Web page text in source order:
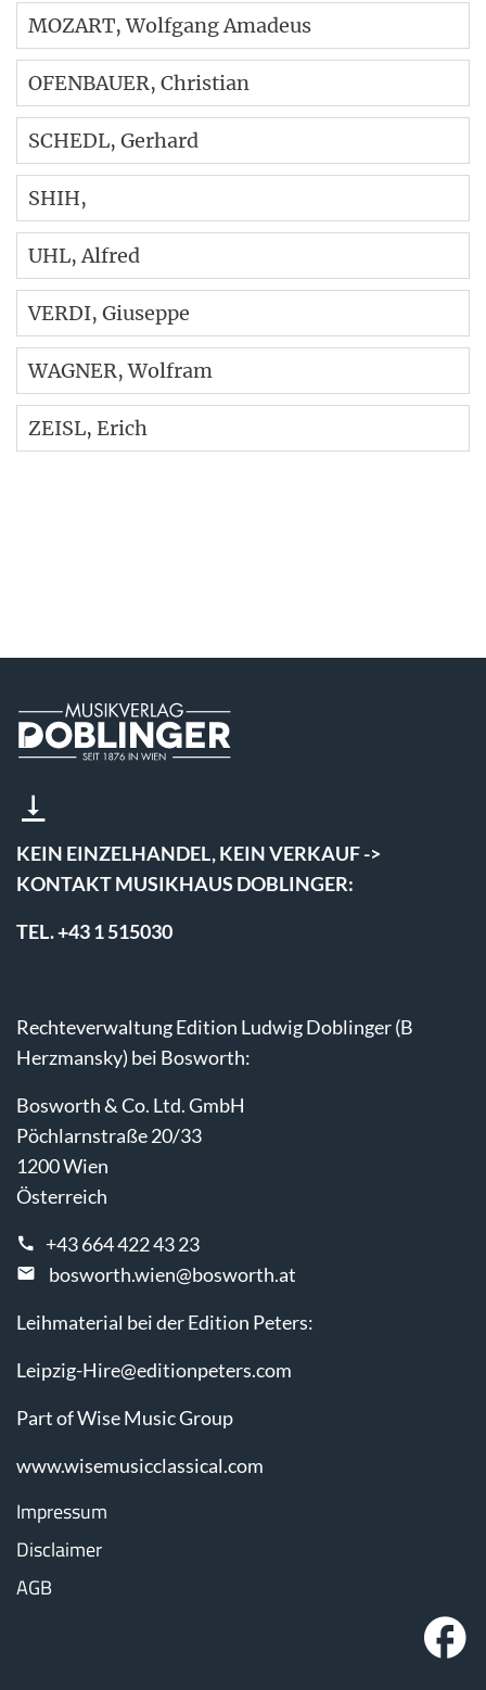
MOZART, Wolfgang Amadeus
OFENBAUER, Christian
SCHEDL, Gerhard
SHIH,
UHL, Alfred
VERDI, Giuseppe
WAGNER, Wolfram
ZEISL, Erich
KEIN EINZELHANDEL, KEIN VERKAUF ->
KONTAKT MUSIKHAUS DOBLINGER:
TEL. +43 1 515030
Rechteverwaltung Edition Ludwig Doblinger (B
Herzmansky) bei Bosworth:
Bosworth & Co. Ltd. GmbH
Pöchlarnstraße 20/33
1200 Wien
Österreich
+43 664 422 43 23
bosworth.wien@bosworth.at
Leihmaterial bei der Edition Peters:
Leipzig-Hire@editionpeters.com
Part of Wise Music Group
www.wisemusicclassical.com
Impressum
Disclaimer
AGB